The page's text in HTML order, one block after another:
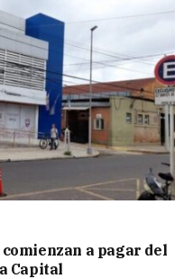
a pagar del
Capital